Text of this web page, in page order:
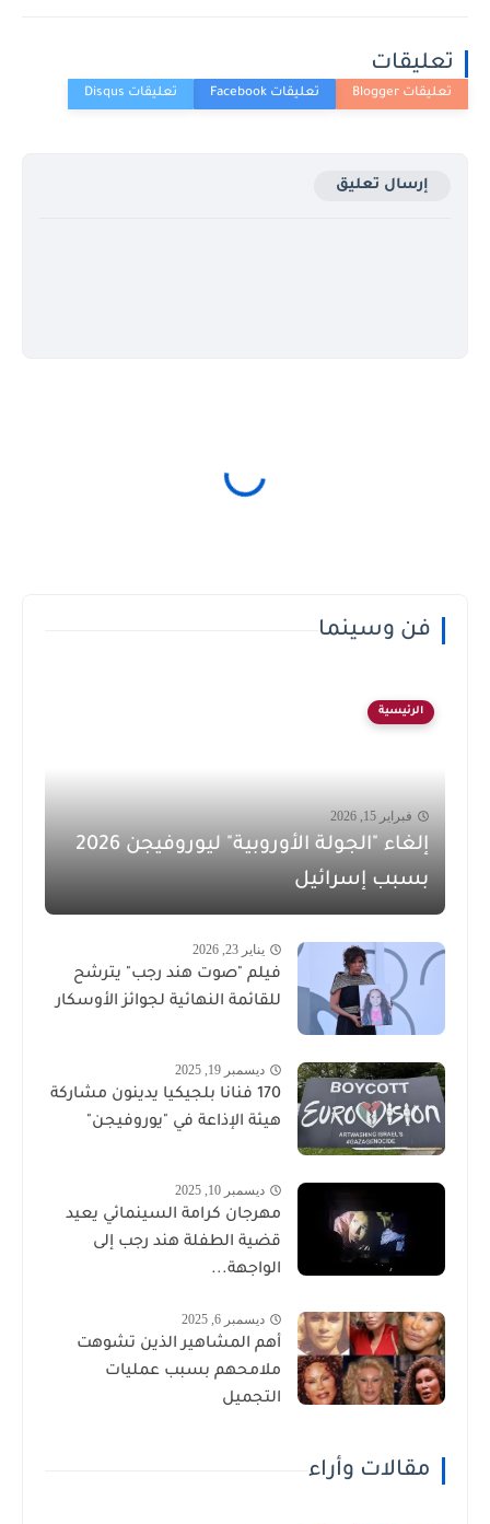
تعليقات
إرسال تعليق
فن وسينما
الرئيسية
فبراير 15, 2026
إلغاء "الجولة الأوروبية" ليوروفيجن 2026
بسبب إسرائيل
يناير 23, 2026
فيلم "صوت هند رجب" يترشح
للقائمة النهائية لجوائز الأوسكار
ديسمبر 19, 2025
170 فنانا بلجيكيا يدينون مشاركة
هيئة الإذاعة في "يوروفيجن"
ديسمبر 10, 2025
مهرجان كرامة السينمائي يعيد
قضية الطفلة هند رجب إلى
الواجهة...
ديسمبر 6, 2025
أهم المشاهير الذين تشوهت
ملامحهم بسبب عمليات
التجميل
مقالات وأراء